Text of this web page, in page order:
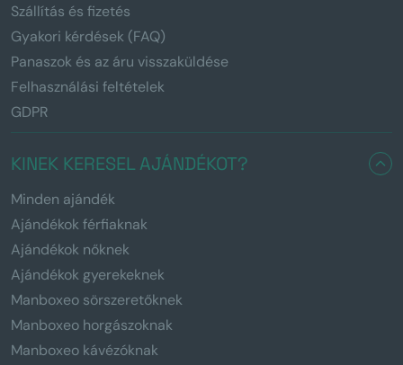
Szállítás és fizetés
Gyakori kérdések (FAQ)
Panaszok és az áru visszaküldése
Felhasználási feltételek
GDPR
KINEK KERESEL AJÁNDÉKOT?
Minden ajándék
Ajándékok férfiaknak
Ajándékok nőknek
Ajándékok gyerekeknek
Manboxeo sörszeretőknek
Manboxeo horgászoknak
Manboxeo kávézóknak